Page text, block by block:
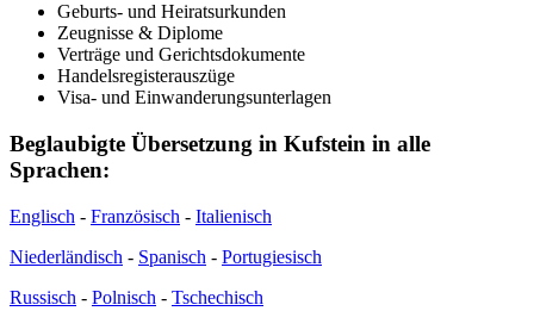
Geburts- und Heiratsurkunden
Zeugnisse & Diplome
Verträge und Gerichtsdokumente
Handelsregisterauszüge
Visa- und Einwanderungsunterlagen
Beglaubigte Übersetzung in Kufstein in alle
Sprachen:
Englisch - Französisch - Italienisch
Niederländisch - Spanisch - Portugiesisch
Russisch - Polnisch - Tschechisch